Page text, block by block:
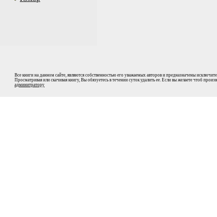
Все книги на данном сайте, являются собственностью его уважаемых авторов и предназначены
Просматривая или скачивая книгу, Вы обязуетесь в течении суток удалить ее. Если вы желаете чтоб
админитратору